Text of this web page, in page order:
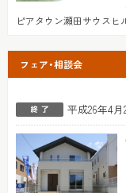
ピアタウン瀬田サウスヒ
フェア・相談会
平成26年4月